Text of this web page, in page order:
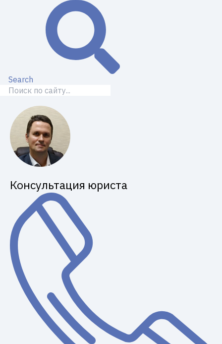
Search
Консультация юриста